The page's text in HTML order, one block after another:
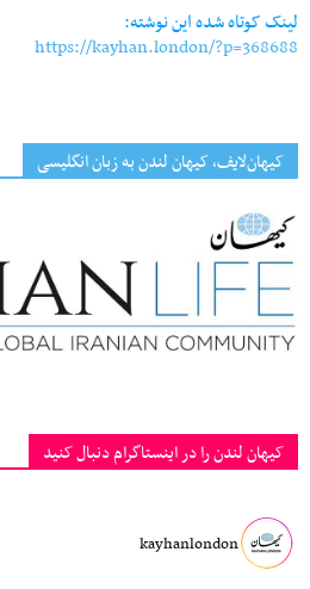
لینک کوتاه شده این نوشته:
https://kayhan.london/?p=368688
کیهان‌لایف، کیهان لندن به زبان انگلیسی
کیهان لندن را در اینستاگرام دنبال کنید
kayhanlondon